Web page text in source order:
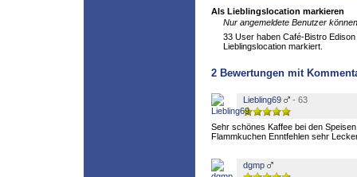
Als Lieblingslocation markieren
Nur angemeldete Benutzer
33 User haben Café-Bistro
Lieblingslocation markiert.
2 Bewertungen mit
Liebling69 - 63
Sehr schönes Kaffee bei den
Flammkuchen Enntfehlen sehr
dgmp